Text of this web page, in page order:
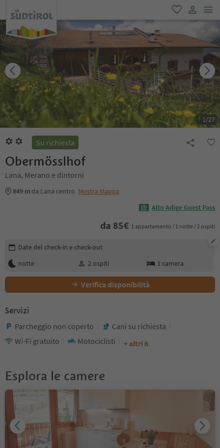
favoriti
user link
1/27
Su richiesta
Obermösslhof
Lana, Merano e dintorni
849 m da Lana centro Mostra Mappa
Alto Adige Guest Pass
da 85€ 1 appartamento / 1 notte / 2 ospiti
Modifica i dettagli della prenotazione
Date del check-in e check-out
notte
2 ospiti 1 camera
Verifica disponibilità
Servizi
Parcheggio non coperto
Cani su richiesta
Wi-Fi gratuito
Motociclisti + altri 6
Esplora le camere